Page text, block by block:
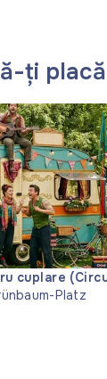
ți
cuplare
Platz